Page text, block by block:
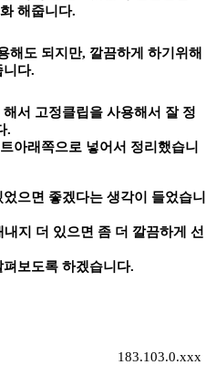
해줍니다.
해도 되지만, 깔끔하게 하기위해
니다.
서 고정클립을 사용해서 잘 정
.
아래쪽으로 넣어서 정리했습니
으면 좋겠다는 생각이 들었습니
지 더 있으면 좀 더 깔끔하게 선
보도록 하겠습니다.
183.103.0.xxx